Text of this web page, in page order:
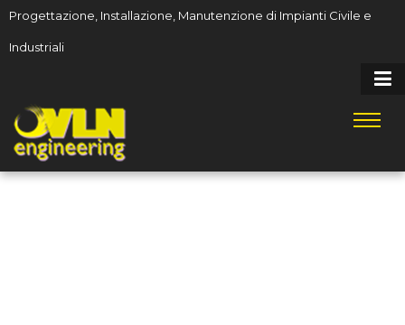
Progettazione, Installazione, Manutenzione di Impianti Civile e
Industriali